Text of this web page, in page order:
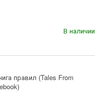
В наличии
правил (Tales From